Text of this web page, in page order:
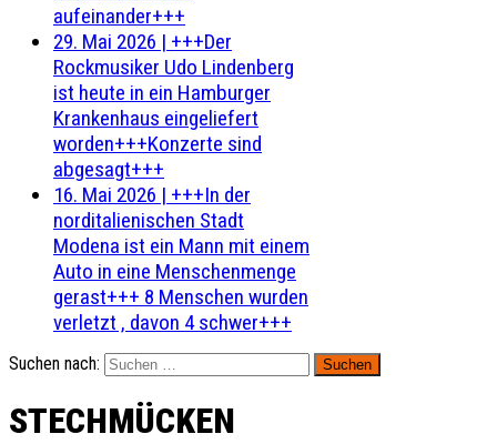
aufeinander+++
29. Mai 2026 | +++Der
Rockmusiker Udo Lindenberg
ist heute in ein Hamburger
Krankenhaus eingeliefert
worden+++Konzerte sind
abgesagt+++
16. Mai 2026 | +++In der
norditalienischen Stadt
Modena ist ein Mann mit einem
Auto in eine Menschenmenge
gerast+++ 8 Menschen wurden
verletzt , davon 4 schwer+++
Suchen nach:
STECHMÜCKEN